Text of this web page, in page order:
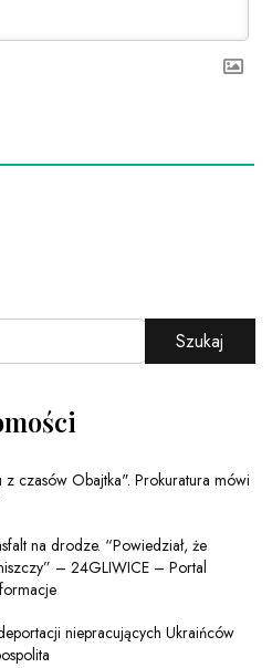
Szukaj
czasów Obajtka". Prokuratura mówi
na drodze. “Powiedział, że
– 24GLIWICE – Portal
niepracujących Ukraińców